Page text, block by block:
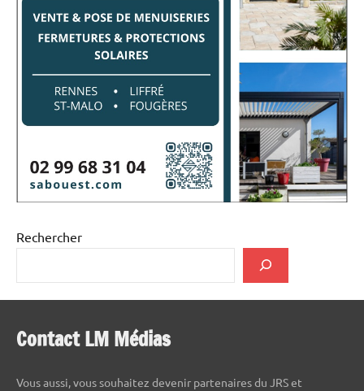
Rechercher
Contact LM Médias
Vous aussi, vous souhaitez devenir partenaires du JRS et